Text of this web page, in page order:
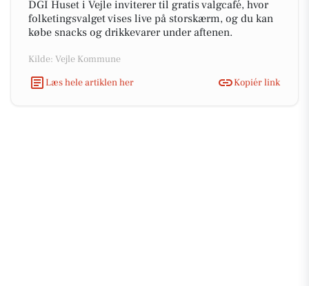
DGI Huset i Vejle inviterer til gratis valgcafé, hvor
folketingsvalget vises live på storskærm, og du kan
købe snacks og drikkevarer under aftenen.
Kilde: Vejle Kommune
Læs hele artiklen her
Kopiér link